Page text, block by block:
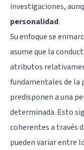
investigaciones,
personalidad.
Su enfoque se
asume que la
atributos
fundamentales de la
predisponen a una
determinada. Esto
coherentes a través
pueden variar entre